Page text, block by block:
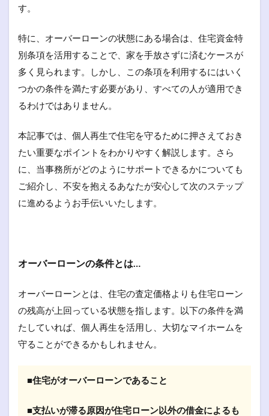
す。
特に、オーバーローンの状態にある場合は、住宅資金特
別条項を活用することで、家を手放さずに済むケースが
多く見られます。しかし、この条項を利用するにはいく
つかの条件を満たす必要があり、すべての人が適用でき
るわけではありません。
本記事では、個人再生で住宅を守るために押さえておき
たい重要なポイントをわかりやすく解説します。さら
に、当事務所がどのようにサポートできるかについても
ご紹介し、不安を抱えるあなたが安心して次のステップ
に進めるようお手伝いいたします。
オーバーローンの条件とは…
オーバーローンとは、住宅の査定価格よりも住宅ローン
の残高が上回っている状態を指します。以下の条件を満
たしていれば、個人再生を活用し、大切なマイホームを
守ることができるかもしれません。
■住宅がオーバーローンであること
■支払いが滞る原因が住宅ローン以外の借金によるも